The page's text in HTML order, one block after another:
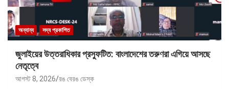
অন্যান্য সদ্য প্রকাশিত
জুলাইয়ের উত্তরাধিকার প্রস্ফুটিত: বাংলাদেশের তরুণরা এগিয়ে আসছে
নেতৃত্বে
আগস্ট 8, 2026 রঙ বেরঙ ডেস্ক